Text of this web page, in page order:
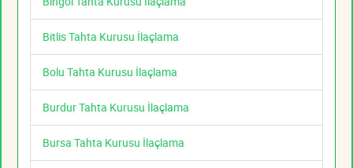
Bitlis Tahta Kurusu İlaçlama
Bolu Tahta Kurusu İlaçlama
Burdur Tahta Kurusu İlaçlama
Bursa Tahta Kurusu İlaçlama